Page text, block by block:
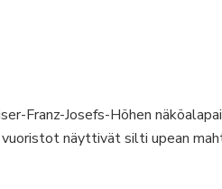
Franz-Josefs-Höhen
vuoristot näyttivät silti upean